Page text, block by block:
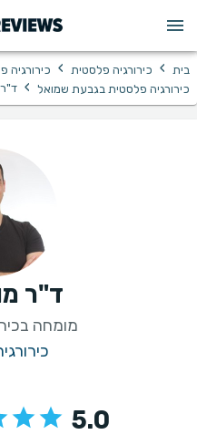
בית › כירורגיה פלסטית › כירורגיה
כירורגיה פלסטית בגבעת שמואל ›
ד"ר
מומחה
5.0